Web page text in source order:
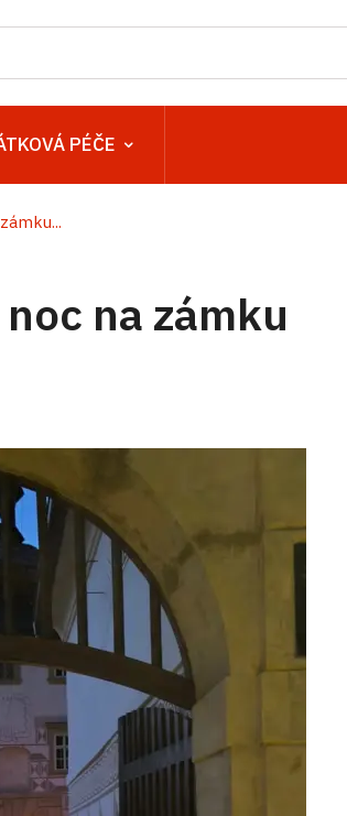
PÉČE
na zámku